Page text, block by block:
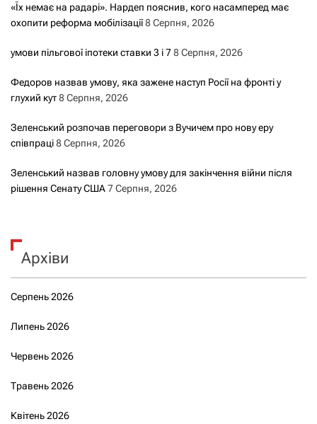
«Їх немає на радарі». Нардеп пояснив, кого насамперед має
охопити реформа мобілізації8 Серпня, 2026
умови пільгової іпотеки ставки 3 і 78 Серпня, 2026
Федоров назвав умову, яка зажене наступ Росії на фронті у
глухий кут8 Серпня, 2026
Зеленський розпочав переговори з Вучичем про нову еру
співпраці8 Серпня, 2026
Зеленський назвав головну умову для закінчення війни після
рішення Сенату США7 Серпня, 2026
Архіви
Серпень 2026
Липень 2026
Червень 2026
Травень 2026
Квітень 2026